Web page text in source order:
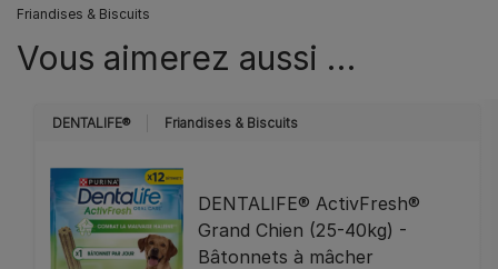
Friandises & Biscuits
Vous aimerez aussi …
DENTALIFE® Friandises & Biscuits
DENTALIFE® ActivFresh®
Grand Chien (25-40kg) -
Bâtonnets à mâcher